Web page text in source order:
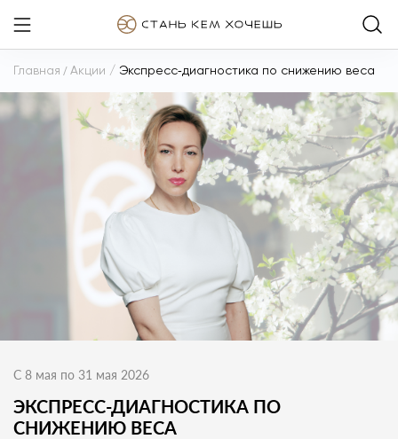
Главная / Акции / Экспресс‑диагностика по снижению веса
С 8 мая по 31 мая 2026
ЭКСПРЕСС‑ДИАГНОСТИКА ПО
СНИЖЕНИЮ ВЕСА